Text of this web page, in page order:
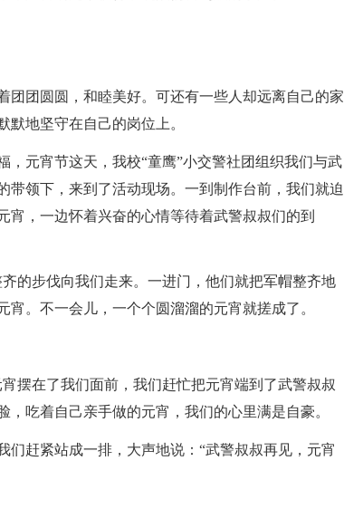
团团圆圆，和睦美好。可还有一些人却远离自己的家
默地坚守在自己的岗位上。
，元宵节这天，我校“童鹰”小交警社团组织我们与武
领下，来到了活动现场。一到制作台前，我们就迫
，一边怀着兴奋的心情等待着武警叔叔们的到
的步伐向我们走来。一进门，他们就把军帽整齐地
。不一会儿，一个个圆溜溜的元宵就搓成了。
摆在了我们面前，我们赶忙把元宵端到了武警叔叔
吃着自己亲手做的元宵，我们的心里满是自豪。
们赶紧站成一排，大声地说：“武警叔叔再见，元宵